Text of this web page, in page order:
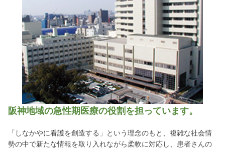
阪神地域の急性期医療の役割を担っています。
「しなかやに看護を創造する」という理念のもと、複雑な社会情
勢の中で新たな情報を取り入れながら柔軟に対応し、患者さんの